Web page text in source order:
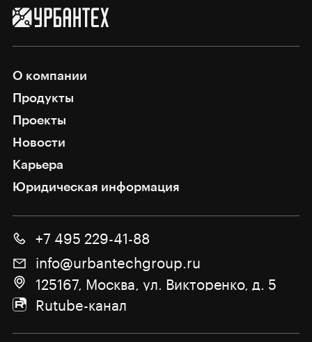
О компании
Продукты
Проекты
Новости
Карьера
Юридическая информация
+7 495 229-41-88
info@urbantechgroup.ru
125167, Москва, ул. Викторенко, д. 5
Rutube-канал